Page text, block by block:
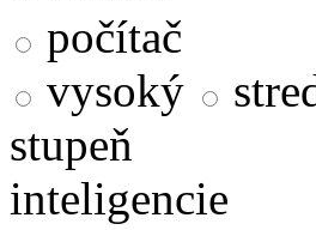
počítač
vysoký
stupeň
inteligencie